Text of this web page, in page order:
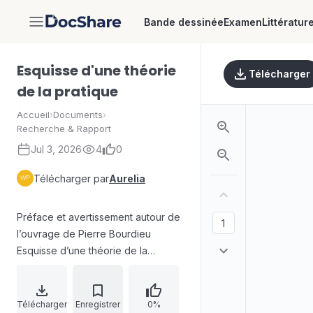
DocShare Bande dessinéeExamenLittérature
Esquisse d'une théorie
de la pratique
Accueil›Documents›
Recherche & Rapport
Jul 3, 2026 4 0
Télécharger parAurelia
Préface et avertissement autour de
l’ouvrage de Pierre Bourdieu
Esquisse d’une théorie de la
précédé de Trois études
d’ethnologie kabyle. Le texte situe
Télécharger Enregistrer 0%
Télécharger